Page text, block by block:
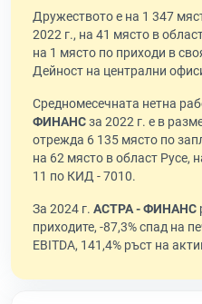
Дружеството е на 1 347
2022 г., на 41 място в
на 1 място по приходи в
Дейност на централни
Средномесечната нетна
ФИНАНСза 2022 г. е в
отрежда 6 135 място по
на 62 място в област Русе,
11 по КИД - 7010.
За 2024 г. АСТРА - ФИНАНС
приходите, -87,3% спад на
EBITDA, 141,4% ръст на